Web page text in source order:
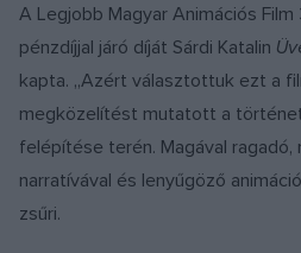
A Legjobb Magyar Animációs
pénzdíjjal járó díját Sárdi Katalin
kapta. „Azért választottuk ezt a
megközelítést mutatott a
felépítése terén. Magával
narratívával és lenyűgöző
zsűri.